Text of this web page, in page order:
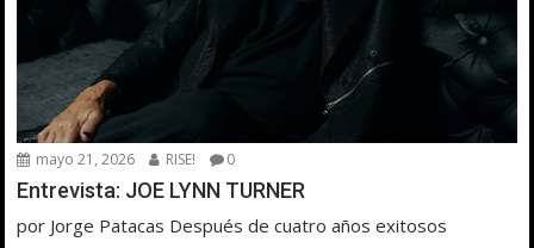
mayo 21, 2026 RISE! 0
Entrevista: JOE LYNN TURNER
por Jorge Patacas Después de cuatro años exitosos